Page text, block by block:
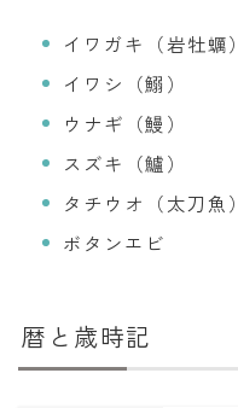
イワガキ（岩牡蠣）
イワシ（鰯）
ウナギ（鰻）
スズキ（鱸）
タチウオ（太刀魚）
ボタンエビ
暦と歳時記